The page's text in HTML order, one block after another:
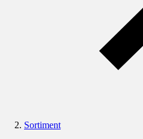
Sortiment